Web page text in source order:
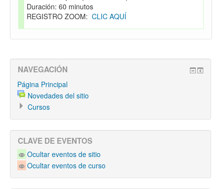
Duración: 60 minutos
REGISTRO ZOOM:CLIC AQUÍ
NAVEGACIÓN
Página Principal
Novedades del sitio
Cursos
CLAVE DE EVENTOS
Ocultar eventos de sitio
Ocultar eventos de curso